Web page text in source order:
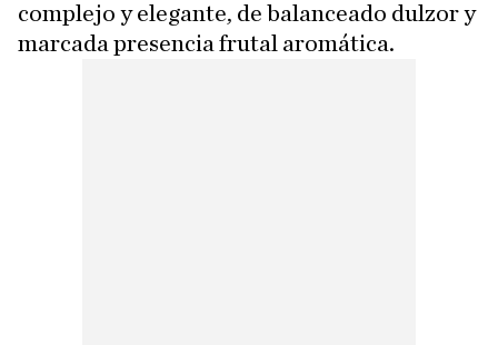
complejo y elegante, de balanceado dulzor y
marcada presencia frutal aromática.